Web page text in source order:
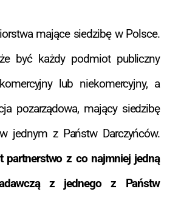
mające siedzibę w Polsce.
być każdy podmiot publiczny
lub niekomercyjny, a
pozarządowa, mający siedzibę
jednym z Państw Darczyńców.
partnerstwo z co najmniej jedną
z jednego z Państw